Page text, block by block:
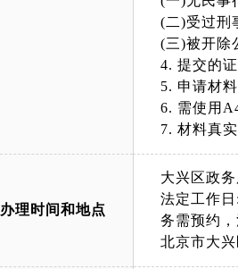
(二)受过刑
(三)被开除
4. 提交的
5. 申请材
6. 需使用
7. 材料真
办理时间和地点
大兴区政
法定工作
务需预约
北京市大